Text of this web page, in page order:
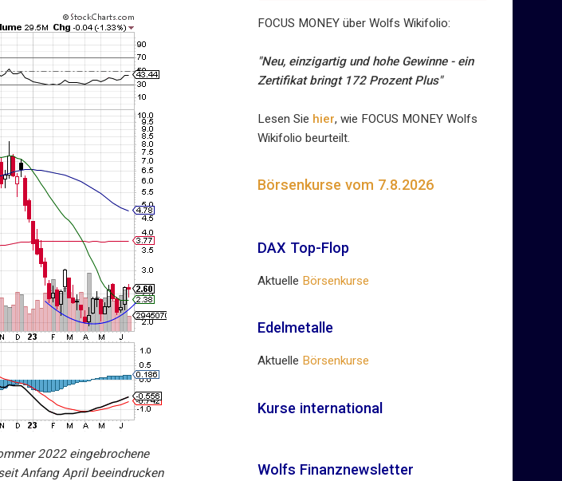
2022 eingebrochene
Anfang April beeindrucken
FOCUS MONEY über Wolfs Wikifolio:
"Neu, einzigartig und hohe Gewinne - ein
Zertifikat bringt 172 Prozent Plus"
Lesen Sie hier, wie FOCUS MONEY Wolfs
Wikifolio beurteilt.
Börsenkurse vom 7.8.2026
DAX Top-Flop
Aktuelle Börsenkurse
Edelmetalle
Aktuelle Börsenkurse
Kurse international
Wolfs Finanznewsletter